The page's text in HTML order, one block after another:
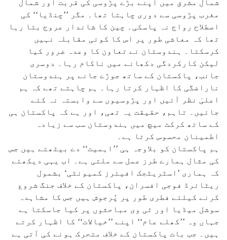
شمال مشرق میں اپنے بڑے پڑوسی کی قربت اور شمال
مغرب پڑوسی سے دوری چاہتا تھا۔ مگر ’’چنڈیا‘‘ کی
اصطلاح رواج نہ پاسکی۔ چین کا شاندار عروج بتا رہا
تھا کہ معاشی طور پر اس کا کوئی مقابلہ نہیں
کرسکتا۔ ہندوستان نے تعاون کا وعدہ ضرور کیا
لیکن کارکردگی دکھانے میں ناکام رہا۔ دوسری
جانب، پاکستان کے ساتھ جوڑے جانے پر ہندوستان
ناراضگی کا اظہار کرتا رہا۔ ہم چاہتے تھے کہ ہم
اعلیٰ نظر آئیں اور پڑوسیوں سے وابستہ نہ کئے
جائیں۔ تاہم، حقیقت یہ تھی، اور ہے کہ پاکستان ہی
کے ساتھ کرکٹ میچ میں ہندوستان سب سے زیادہ
اطمینان محسوس کرتا ہے۔
ہم پاکستان کو بلاوجہ ہی ’’اہمیت‘‘ دے بیٹھتے ہیں جس
کی مثال ہمارے طرز عمل سے ملتی ہے۔ اب یہی دیکھئے
کہ ہماری ’اسٹریٹجک افیئرز کمیونٹی‘ بشمول
ریٹائرڈ فوجی افسران، پاکستان کے خلاف جنگ شروع
کرنے کیلئے فطری طور پر پُرجوش ہیں جس کا مشاہدہ
سوشل میڈیا اور ٹی وی مباحثوں پر کیا جاسکتا ہے
جہاں وہ ’’کھلے عام‘‘ اپنے ’’خیالات‘‘ کا اظہار کرتے
ہیں۔ جب بات پاکستان کے خلاف متحرک ہونے کی آتی ہے